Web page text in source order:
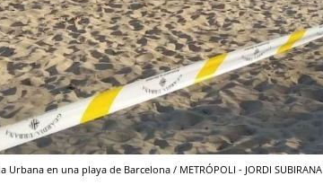
Urbana en una playa de Barcelona / METRÓPOLI - JORDI SUBIRANA